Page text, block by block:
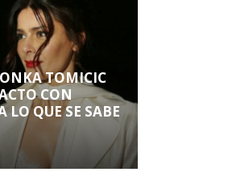
TOMICIC
CON
LO QUE SE SABE